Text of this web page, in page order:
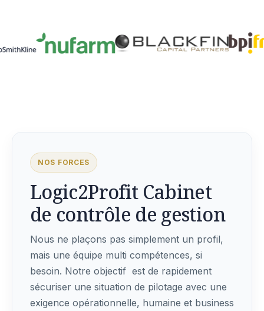
NOS FORCES
Logic2Profit Cabinet
de contrôle de gestion
Nous ne plaçons pas simplement un profil,
mais une équipe multi compétences, si
besoin. Notre objectif est de rapidement
sécuriser une situation de pilotage avec une
exigence opérationnelle, humaine et business